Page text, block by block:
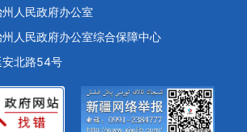
人民政府办公室
人民政府办公室综合保障中心
安北路54号